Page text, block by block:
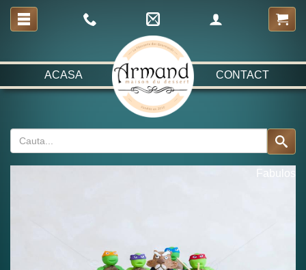
ACASA CONTACT
Fabulos